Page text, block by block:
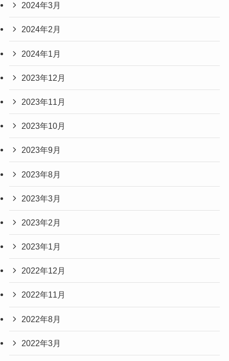
2024年3月
2024年2月
2024年1月
2023年12月
2023年11月
2023年10月
2023年9月
2023年8月
2023年3月
2023年2月
2023年1月
2022年12月
2022年11月
2022年8月
2022年3月